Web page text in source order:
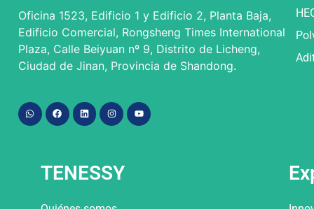
Oficina 1523, Edificio 1 y Edificio 2, Planta Baja,
Edificio Comercial, Rongsheng Times International
Plaza, Calle Beiyuan nº 9, Distrito de Licheng,
Ciudad de Jinan, Provincia de Shandong.
TENESSY